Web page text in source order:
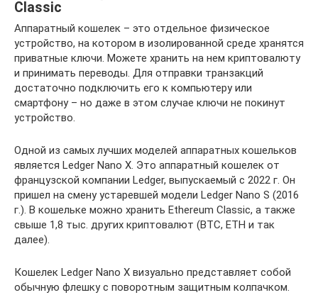
Classic
Аппаратный кошелек – это отдельное физическое
устройство, на котором в изолированной среде хранятся
приватные ключи. Можете хранить на нем криптовалюту
и принимать переводы. Для отправки транзакций
достаточно подключить его к компьютеру или
смартфону – но даже в этом случае ключи не покинут
устройство.
Одной из самых лучших моделей аппаратных кошельков
является Ledger Nano X. Это аппаратный кошелек от
французской компании Ledger, выпускаемый с 2022 г. Он
пришел на смену устаревшей модели Ledger Nano S (2016
г.). В кошельке можно хранить Ethereum Classic, а также
свыше 1,8 тыс. других криптовалют (ВТС, ЕТН и так
далее).
Кошелек Ledger Nano X визуально представляет собой
обычную флешку с поворотным защитным колпачком.